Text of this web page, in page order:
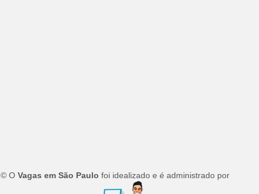
© O Vagas em São Paulo foi idealizado e é administrado por